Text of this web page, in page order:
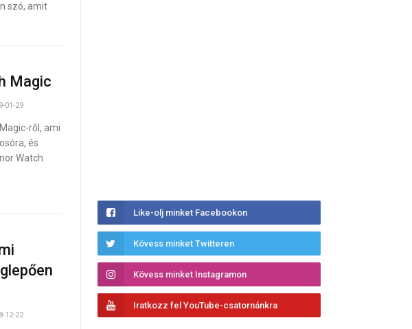
szó, amit
Magic
01-29
ről, ami
és
Watch
12-22
Like-olj minket Facebookon
Kövess minket Twitteren
Kövess minket Instagramon
Iratkozz fel YouTube-csatornánkra